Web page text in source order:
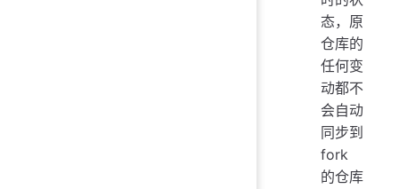
态，原
仓库的
任何变
动都不
会自动
同步到
fork
的仓库